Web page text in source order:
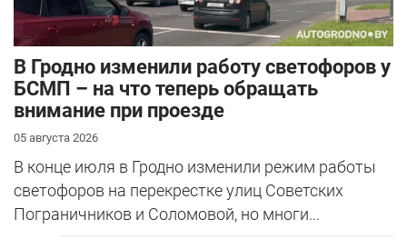
В Гродно изменили работу светофоров у
БСМП – на что теперь обращать
внимание при проезде
05 августа 2026
В конце июля в Гродно изменили режим работы
светофоров на перекрестке улиц Советских
Пограничников и Соломовой, но многи...